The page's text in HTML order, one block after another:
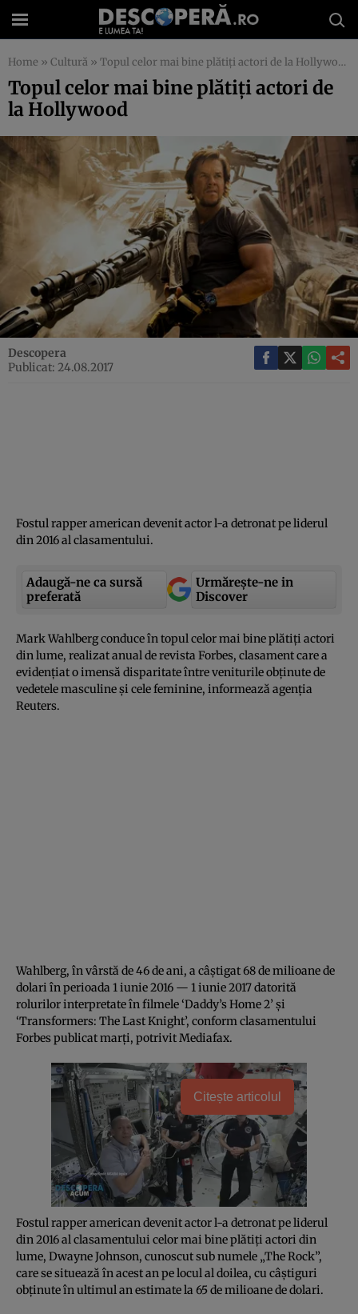
Home » Cultură » Topul celor mai bine plătiţi actori de la Hollywood
Topul celor mai bine plătiţi actori de
la Hollywood
Descopera
Publicat: 24.08.2017
Fostul rapper american devenit actor l-a detronat pe liderul
din 2016 al clasamentului.
Adaugă-ne ca sursă
preferată
Urmărește-ne in
Discover
Mark Wahlberg conduce în topul celor mai bine plătiţi actori
din lume, realizat anual de revista Forbes, clasament care a
evidenţiat o imensă disparitate între veniturile obţinute de
vedetele masculine şi cele feminine, informează agenţia
Reuters.
Wahlberg, în vârstă de 46 de ani, a câştigat 68 de milioane de
dolari în perioada 1 iunie 2016 — 1 iunie 2017 datorită
rolurilor interpretate în filmele ‘Daddy’s Home 2’ şi
‘Transformers: The Last Knight’, conform clasamentului
Forbes publicatmarţi, potrivitMediafax.
Citește articolul
Fostul rapper american devenit actor l-a detronat pe liderul
din 2016 al clasamentului celor mai bine plătiţi actori din
lume, Dwayne Johnson, cunoscut sub numele „The Rock”,
care se situează în acest an pe locul al doilea, cu câştiguri
obţinute în ultimul an estimate la 65 de milioane de dolari.